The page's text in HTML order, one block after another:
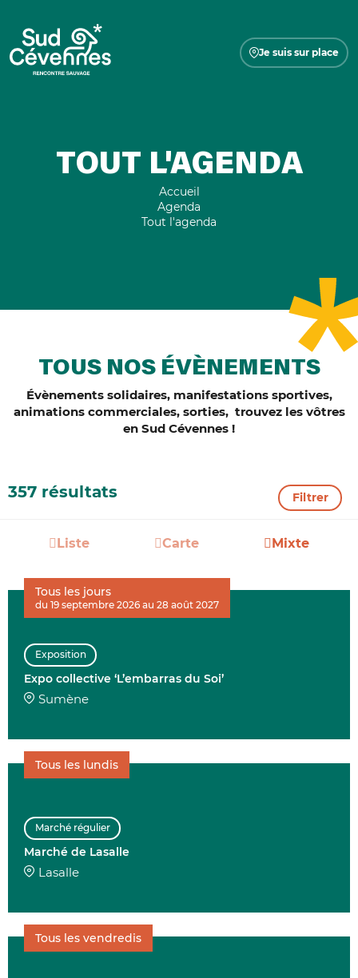
Je suis sur place
TOUT L'AGENDA
Accueil
Agenda
Tout l'agenda
TOUS NOS ÉVÈNEMENTS
Évènements solidaires, manifestations sportives,
animations commerciales, sorties, trouvez les vôtres
en Sud Cévennes !
357 résultats Filtrer
Liste Carte Mixte
Exposition
Expo collective ‘L’embarras du Soi’
Sumène
Tous les jours
du 19 septembre 2026 au 28 août 2027
Marché régulier
Marché de Lasalle
Lasalle
Tous les lundis
Tous les vendredis